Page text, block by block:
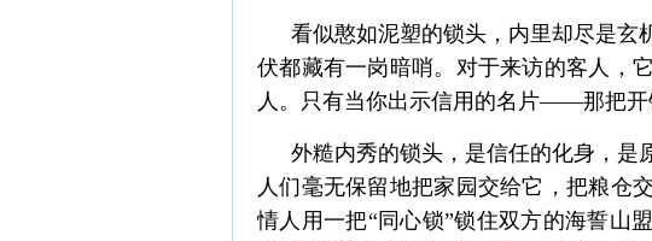
看似憨如泥塑的锁头，内里却尽是玄
伏都藏有一岗暗哨。对于来访的客人，
人。只有当你出示信用的名片——那把开
外糙内秀的锁头，是信任的化身，是
人们毫无保留地把家园交给它，把粮仓
情人用一把“同心锁”锁住双方的海誓山